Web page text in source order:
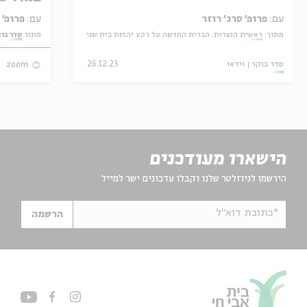
עם: פרופ' סרג' רוזר
מתוך: ראשית הנצרות: הברית החדשה על רקע יהדות בית שני
סדר בוקר וידאו 26.12.23
עם: פרופ' אביגדור שנאן
מתוך:סדר
zoom
הישארו מעודכנים
הירשמו לניוזלטר שלנו וקבלו עדכונים ישר למייל
*כתובת דוא"ל הרשמה